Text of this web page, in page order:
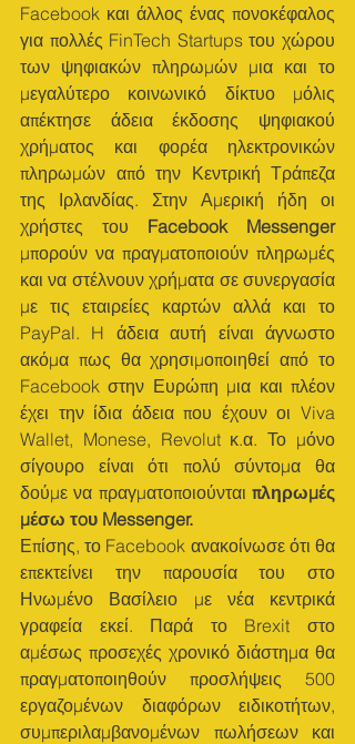
Facebook και άλλος ένας πονοκέφαλος
για πολλές FinTech Startups του χώρου
των ψηφιακών πληρωμών μια και το
μεγαλύτερο κοινωνικό δίκτυο μόλις
απέκτησε άδεια έκδοσης ψηφιακού
χρήματος και φορέα ηλεκτρονικών
πληρωμών από την Κεντρική Τράπεζα
της Ιρλανδίας. Στην Αμερική ήδη οι
χρήστες του Facebook Messenger
μπορούν να πραγματοποιούν πληρωμές
και να στέλνουν χρήματα σε συνεργασία
με τις εταιρείες καρτών αλλά και το
PayPal. H άδεια αυτή είναι άγνωστο
ακόμα πως θα χρησιμοποιηθεί από το
Facebook στην Ευρώπη μια και πλέον
έχει την ίδια άδεια που έχουν οι Viva
Wallet, Monese, Revolut κ.α. Το μόνο
σίγουρο είναι ότι πολύ σύντομα θα
δούμε να πραγματοποιούνται πληρωμές
μέσω τoυ Messenger.
Επίσης, το Facebook ανακοίνωσε ότι θα
επεκτείνει την παρουσία του στο
Ηνωμένο Βασίλειο με νέα κεντρικά
γραφεία εκεί. Παρά το Brexit στο
αμέσως προσεχές χρονικό διάστημα θα
πραγματοποιηθούν προσλήψεις 500
εργαζομένων διαφόρων ειδικοτήτων,
συμπεριλαμβανομένων πωλήσεων και